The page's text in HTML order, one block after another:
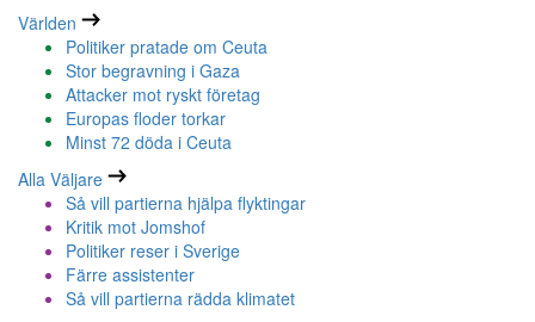
Världen
Politiker pratade om Ceuta
Stor begravning i Gaza
Attacker mot ryskt företag
Europas floder torkar
Minst 72 döda i Ceuta
Alla Väljare
Så vill partierna hjälpa flyktingar
Kritik mot Jomshof
Politiker reser i Sverige
Färre assistenter
Så vill partierna rädda klimatet